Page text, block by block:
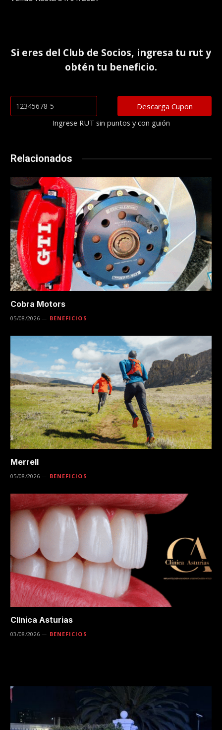
Si eres del Club de Socios, ingresa tu rut y
obtén tu beneficio.
Ingrese RUT sin puntos y con guión
Relacionados
Cobra Motors
05/08/2026 BENEFICIOS
Merrell
05/08/2026 BENEFICIOS
Clínica Asturias
03/08/2026 BENEFICIOS